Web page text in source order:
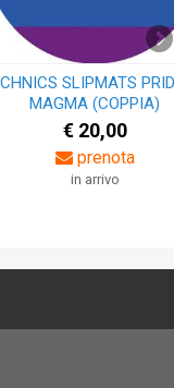
SLIPMATS
MAGMA (COPPIA)
€ 20,00
prenota
in arrivo